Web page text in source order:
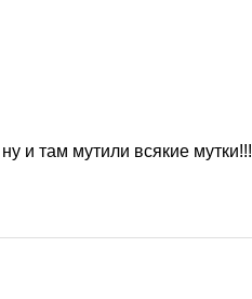
и там мутили всякие мутки!!!